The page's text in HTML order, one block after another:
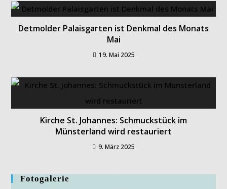
Detmolder Palaisgarten ist Denkmal des Monats
Mai
19. Mai 2025
Kirche St. Johannes: Schmuckstück im
Münsterland wird restauriert
9. März 2025
Fotogalerie